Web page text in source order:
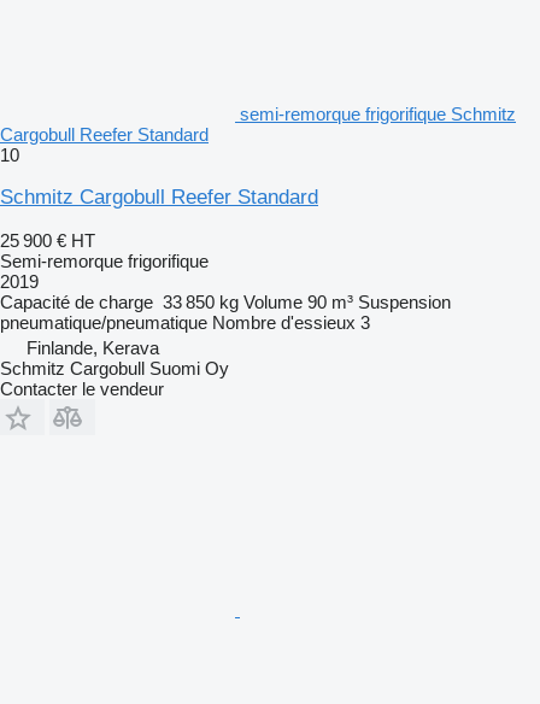
semi-remorque frigorifique Schmitz
Cargobull Reefer Standard
10
Schmitz Cargobull Reefer Standard
25 900 € HT
Semi-remorque frigorifique
2019
Capacité de charge 33 850 kg Volume 90 m³ Suspension
pneumatique/pneumatique Nombre d'essieux 3
Finlande, Kerava
Schmitz Cargobull Suomi Oy
Contacter le vendeur